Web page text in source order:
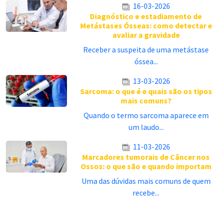
16-03-2026
Diagnóstico e estadiamento de
Metástases Ósseas: como detectar e
avaliar a gravidade
Receber a suspeita de uma metástase
óssea...
13-03-2026
Sarcoma: o que é e quais são os tipos
mais comuns?
Quando o termo sarcoma aparece em
um laudo...
11-03-2026
Marcadores tumorais de Câncer nos
Ossos: o que são e quando importam
Uma das dúvidas mais comuns de quem
recebe...